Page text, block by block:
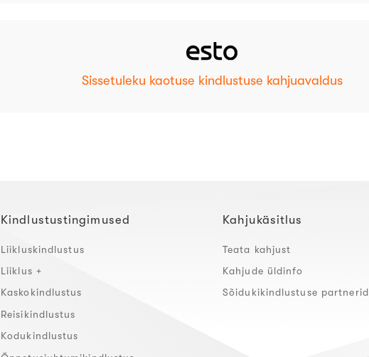
Sissetuleku kaotuse kindlustuse kahjuavaldus
Kindlustustingimused
Liikluskindlustus
Liiklus +
Kaskokindlustus
Reisikindlustus
Kodukindlustus
Kahjukäsitlus
Teata kahjust
Kahjude üldinfo
Sõidukikindlustuse partnerid